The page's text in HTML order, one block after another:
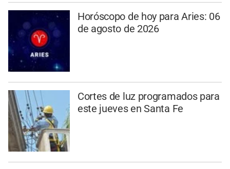
Horóscopo de hoy para Aries: 06
de agosto de 2026
Cortes de luz programados para
este jueves en Santa Fe